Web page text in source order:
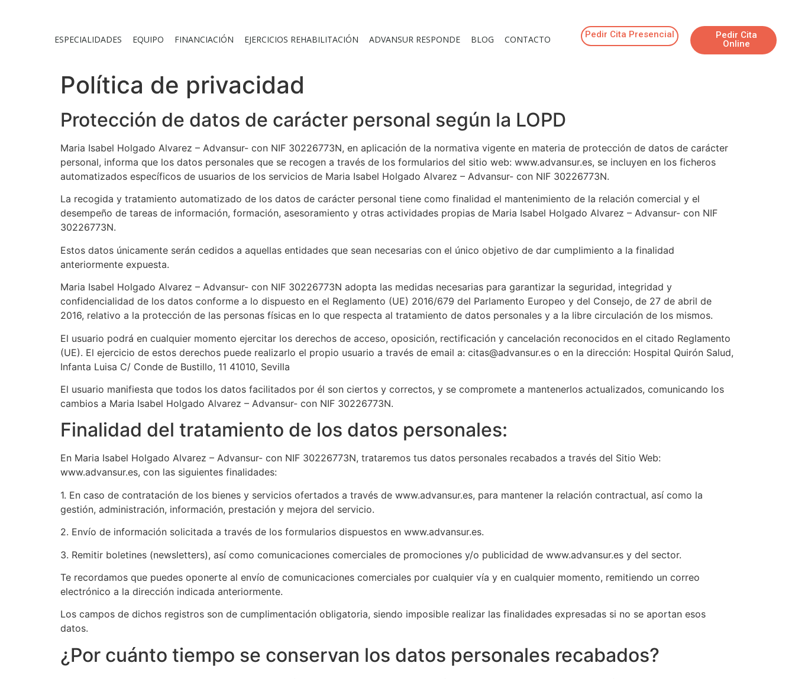
ESPECIALIDADES EQUIPO FINANCIACIÓN EJERCICIOS REHABILITACIÓN ADVANSUR RESPONDE BLOG CONTACTO Pedir Cita Presencial
Pedir Cita
Online
Política de privacidad
Protección de datos de carácter personal según la LOPD
Maria Isabel Holgado Alvarez – Advansur- con NIF 30226773N, en aplicación de la normativa vigente en materia de protección de datos de carácter
personal, informa que los datos personales que se recogen a través de los formularios del sitio web: www.advansur.es, se incluyen en los ficheros
automatizados específicos de usuarios de los servicios de Maria Isabel Holgado Alvarez – Advansur- con NIF 30226773N.
La recogida y tratamiento automatizado de los datos de carácter personal tiene como finalidad el mantenimiento de la relación comercial y el
desempeño de tareas de información, formación, asesoramiento y otras actividades propias de Maria Isabel Holgado Alvarez – Advansur- con NIF
30226773N.
Estos datos únicamente serán cedidos a aquellas entidades que sean necesarias con el único objetivo de dar cumplimiento a la finalidad
anteriormente expuesta.
Maria Isabel Holgado Alvarez – Advansur- con NIF 30226773N adopta las medidas necesarias para garantizar la seguridad, integridad y
confidencialidad de los datos conforme a lo dispuesto en el Reglamento (UE) 2016/679 del Parlamento Europeo y del Consejo, de 27 de abril de
2016, relativo a la protección de las personas físicas en lo que respecta al tratamiento de datos personales y a la libre circulación de los mismos.
El usuario podrá en cualquier momento ejercitar los derechos de acceso, oposición, rectificación y cancelación reconocidos en el citado Reglamento
(UE). El ejercicio de estos derechos puede realizarlo el propio usuario a través de email a: citas@advansur.es o en la dirección: Hospital Quirón Salud,
Infanta Luisa C/ Conde de Bustillo, 11 41010, Sevilla
El usuario manifiesta que todos los datos facilitados por él son ciertos y correctos, y se compromete a mantenerlos actualizados, comunicando los
cambios a Maria Isabel Holgado Alvarez – Advansur- con NIF 30226773N.
Finalidad del tratamiento de los datos personales:
En Maria Isabel Holgado Alvarez – Advansur- con NIF 30226773N, trataremos tus datos personales recabados a través del Sitio Web:
www.advansur.es, con las siguientes finalidades:
1. En caso de contratación de los bienes y servicios ofertados a través de www.advansur.es, para mantener la relación contractual, así como la
gestión, administración, información, prestación y mejora del servicio.
2. Envío de información solicitada a través de los formularios dispuestos en www.advansur.es.
3. Remitir boletines (newsletters), así como comunicaciones comerciales de promociones y/o publicidad de www.advansur.es y del sector.
Te recordamos que puedes oponerte al envío de comunicaciones comerciales por cualquier vía y en cualquier momento, remitiendo un correo
electrónico a la dirección indicada anteriormente.
Los campos de dichos registros son de cumplimentación obligatoria, siendo imposible realizar las finalidades expresadas si no se aportan esos
datos.
¿Por cuánto tiempo se conservan los datos personales recabados?